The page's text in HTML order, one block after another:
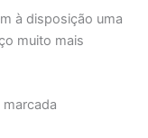
à disposição uma
muito mais